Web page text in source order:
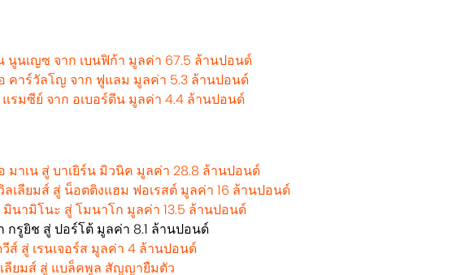
นูนเญซ จาก เบนฟิก้า มูลค่า 67.5 ล้านปอนด์
คาร์วัลโญ จาก ฟูแลม มูลค่า 5.3 ล้านปอนด์
รมซีย์ จาก อเบอร์ดีน มูลค่า 4.4 ล้านปอนด์
มาเน สู่ บาเยิร์น มิวนิค มูลค่า 28.8 ล้านปอนด์
ลเลียมส์ สู่ น็อตติงแฮม ฟอเรสต์ มูลค่า 16 ล้านปอนด์
นามิโนะ สู่ โมนาโก มูลค่า 13.5 ล้านปอนด์
กรูยิช สู่ ปอร์โต้ มูลค่า 8.1 ล้านปอนด์
วีส์ สู่ เรนเจอร์ส มูลค่า 4 ล้านปอนด์
ลียมส์ สู่ แบล็คพูล สัญญายืมตัว